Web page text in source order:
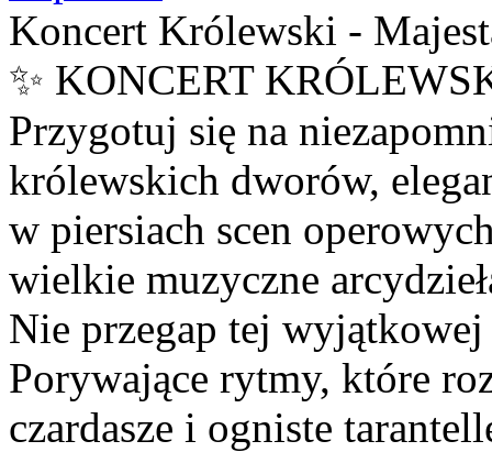
Koncert Królewski -
✨ KONCERT
Przygotuj się na
królewskich dworów,
w piersiach scen
wielkie muzyczne
Nie przegap tej
Porywające rytmy, które
czardasze i ogniste